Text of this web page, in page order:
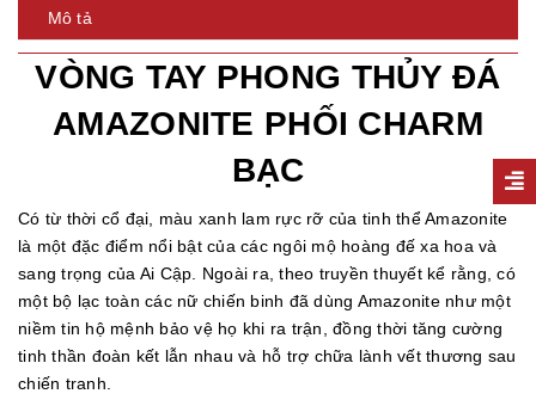
Mô tả
VÒNG TAY PHONG THỦY ĐÁ
AMAZONITE PHỐI CHARM
BẠC
Có từ thời cổ đại, màu xanh lam rực rỡ của tinh thể Amazonite
là một đặc điểm nổi bật của các ngôi mộ hoàng đế xa hoa và
sang trọng của Ai Cập. Ngoài ra, theo truyền thuyết kể rằng, có
một bộ lạc toàn các nữ chiến binh đã dùng Amazonite như một
niềm tin hộ mệnh bảo vệ họ khi ra trận, đồng thời tăng cường
tinh thần đoàn kết lẫn nhau và hỗ trợ chữa lành vết thương sau
chiến tranh.